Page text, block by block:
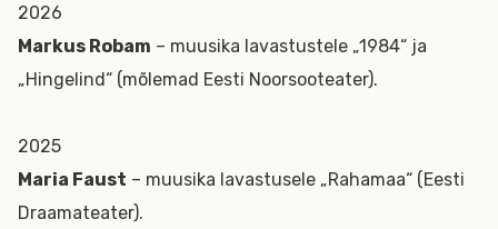
2026
Markus Robam – muusika lavastustele „1984“ ja
„Hingelind“ (mõlemad Eesti Noorsooteater).
2025
Maria Faust – muusika lavastusele „Rahamaa“ (Eesti
Draamateater).